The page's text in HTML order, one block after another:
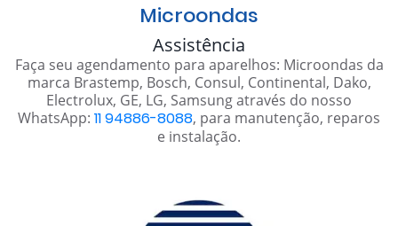
Microondas
Assistência
Faça seu agendamento para aparelhos: Microondas da
marca Brastemp, Bosch, Consul, Continental, Dako,
Electrolux, GE, LG, Samsung através do nosso
WhatsApp: 11 94886-8088, para manutenção, reparos
e instalação.